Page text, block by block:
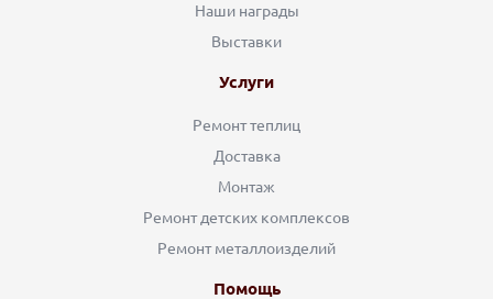
Наши награды
Выставки
Услуги
Ремонт теплиц
Доставка
Монтаж
Ремонт детских комплексов
Ремонт металлоизделий
Помощь